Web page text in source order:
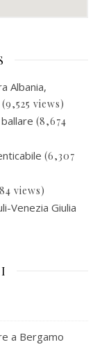
Albania,
(9,525 views)
(8,674
(6,307
views)
Venezia Giulia
a Bergamo